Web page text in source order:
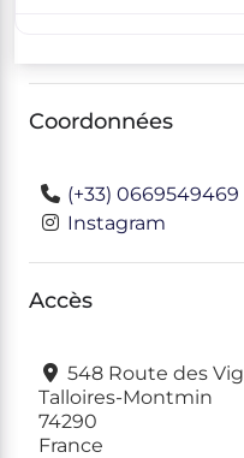
Coordonnées
(+33) 0669549469
Instagram
Accès
548 Route des
Talloires-Montmin
74290
France